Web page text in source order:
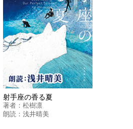
射手座の香る夏
著者：松樹凛
朗読：浅井晴美